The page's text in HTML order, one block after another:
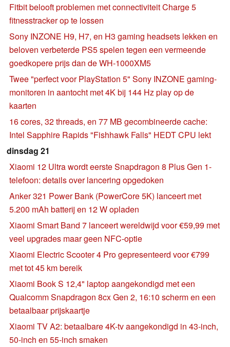
Fitbit belooft problemen met connectiviteit Charge 5
fitnesstracker op te lossen
Sony INZONE H9, H7, en H3 gaming headsets lekken en
beloven verbeterde PS5 spelen tegen een vermeende
goedkopere prijs dan de WH-1000XM5
Twee "perfect voor PlayStation 5" Sony INZONE gaming-
monitoren in aantocht met 4K bij 144 Hz play op de
kaarten
16 cores, 32 threads, en 77 MB gecombineerde cache:
Intel Sapphire Rapids "Fishhawk Falls" HEDT CPU lekt
dinsdag 21
Xiaomi 12 Ultra wordt eerste Snapdragon 8 Plus Gen 1-
telefoon: details over lancering opgedoken
Anker 321 Power Bank (PowerCore 5K) lanceert met
5.200 mAh batterij en 12 W opladen
Xiaomi Smart Band 7 lanceert wereldwijd voor €59,99 met
veel upgrades maar geen NFC-optie
Xiaomi Electric Scooter 4 Pro gepresenteerd voor €799
met tot 45 km bereik
Xiaomi Book S 12,4" laptop aangekondigd met een
Qualcomm Snapdragon 8cx Gen 2, 16:10 scherm en een
betaalbaar prijskaartje
Xiaomi TV A2: betaalbare 4K-tv aangekondigd in 43-inch,
50-inch en 55-inch smaken